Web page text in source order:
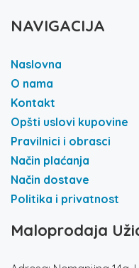
NAVIGACIJA
Naslovna
O nama
Kontakt
Opšti uslovi kupovine
Pravilnici i obrasci
Način plaćanja
Način dostave
Politika i privatnost
Maloprodaja